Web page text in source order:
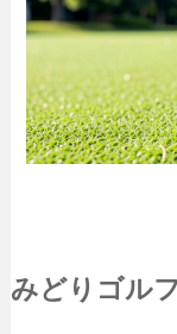
みどりゴル